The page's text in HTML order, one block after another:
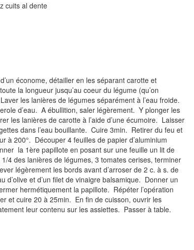
cuits al dente
économe, détailler en les séparant carotte et
la longueur jusqu’au coeur du légume (qu’on
les lanières de légumes séparément à l’eau froide.
d’eau. A ébullition, saler légèrement. Y plonger les
les lanières de carotte à l’aide d’une écumoire. Laisser
dans l’eau bouillante. Cuire 3min. Retirer du feu et
à 200°. Découper 4 feuilles de papier d’aluminium
la 1ère papillote en posant sur une feuille un lit de
4 des lanières de légumes, 3 tomates cerises, terminer
légèrement les bords avant d’arroser de 2 c. à s. de
d’olive et d’un filet de vinaigre balsamique. Donner un
hermétiquement la papillote. Répéter l’opération
et cuire 20 à 25min. En fin de cuisson, ouvrir les
leur contenu sur les assiettes. Passer à table.